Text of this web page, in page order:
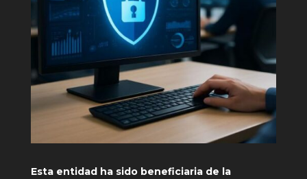
Esta entidad ha sido beneficiaria de la